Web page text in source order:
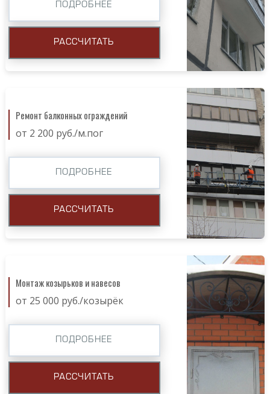
ПОДРОБНЕЕ
РАССЧИТАТЬ
Ремонт балконных ограждений
от 2 200 руб./м.пог
ПОДРОБНЕЕ
РАССЧИТАТЬ
Монтаж козырьков и навесов
от 25 000 руб./козырёк
ПОДРОБНЕЕ
РАССЧИТАТЬ